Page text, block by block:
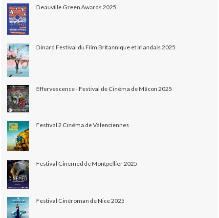
Deauville Green Awards 2025
Dinard Festival du Film Britannique et Irlandais 2025
Effervescence - Festival de Cinéma de Mâcon 2025
Festival 2 Cinéma de Valenciennes
Festival Cinemed de Montpellier 2025
Festival Cinéroman de Nice 2025